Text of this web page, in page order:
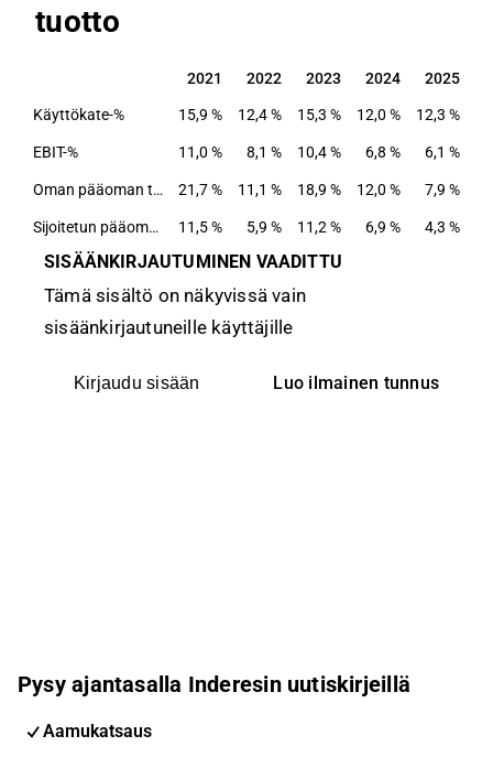
tuotto
2021 2022 2023 2024 2025
2021 2022 2023 2024 2025
Käyttökate-% 15,9 % 12,4 % 15,3 % 12,0 % 12,3 %
EBIT-% 11,0 % 8,1 % 10,4 % 6,8 % 6,1 %
Oman pääoman tuotto-% 21,7 % 11,1 % 18,9 % 12,0 % 7,9 %
Sijoitetun pääoman tuotto-% 11,5 % 5,9 % 11,2 % 6,9 % 4,3 %
SISÄÄNKIRJAUTUMINEN VAADITTU
Tämä sisältö on näkyvissä vain
sisäänkirjautuneille käyttäjille
Kirjaudu sisään Luo ilmainen tunnus
Pysy ajantasalla Inderesin uutiskirjeillä
Aamukatsaus